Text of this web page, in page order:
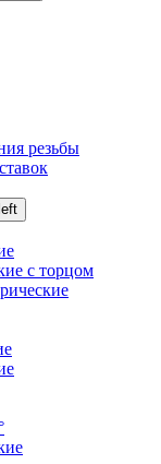
резьбы
с торцом